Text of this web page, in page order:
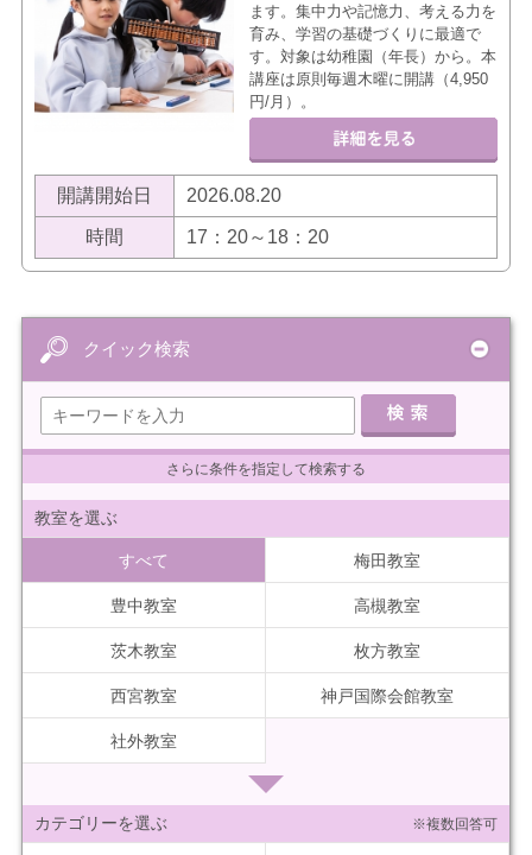
ます。集中力や記憶力、考える力を
育み、学習の基礎づくりに最適で
す。対象は幼稚園（年長）から。本
講座は原則毎週木曜に開講（4,950
円/月）。
開講開始日 2026.08.20
時間 17：20～18：20
クイック検索
さらに条件を指定して検索する
教室を選ぶ
すべて 梅田教室
豊中教室 高槻教室
茨木教室 枚方教室
西宮教室 神戸国際会館教室
社外教室
カテゴリーを選ぶ ※複数回答可